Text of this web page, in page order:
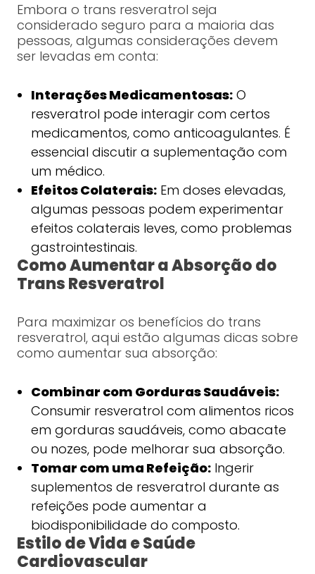
Embora o trans resveratrol seja
considerado seguro para a maioria das
pessoas, algumas considerações devem
ser levadas em conta:
Interações Medicamentosas:O
resveratrol pode interagir com certos
medicamentos, como anticoagulantes. É
essencial discutir a suplementação com
um médico.
Efeitos Colaterais:Em doses elevadas,
algumas pessoas podem experimentar
efeitos colaterais leves, como problemas
gastrointestinais.
Como Aumentar a Absorção do
Trans Resveratrol
Para maximizar os benefícios do trans
resveratrol, aqui estão algumas dicas sobre
como aumentar sua absorção:
Combinar com Gorduras Saudáveis:
Consumir resveratrol com alimentos ricos
em gorduras saudáveis, como abacate
ou nozes, pode melhorar sua absorção.
Tomar com uma Refeição:Ingerir
suplementos de resveratrol durante as
refeições pode aumentar a
biodisponibilidade do composto.
Estilo de Vida e Saúde
Cardiovascular